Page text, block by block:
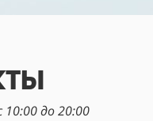
до 20:00